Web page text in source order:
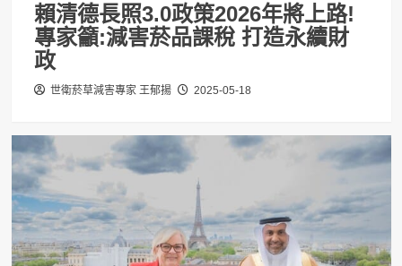
賴清德長照3.0政策2026年將上路!
專家籲:減害菸品課稅 打造永續財
政
世衛菸草減害專家 王郁揚 2025-05-18